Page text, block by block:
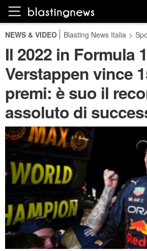
NEWS & VIDEO Blasting News Italia >
Il 2022 in Formula
Verstappen vince
premi: è suo il
assoluto di